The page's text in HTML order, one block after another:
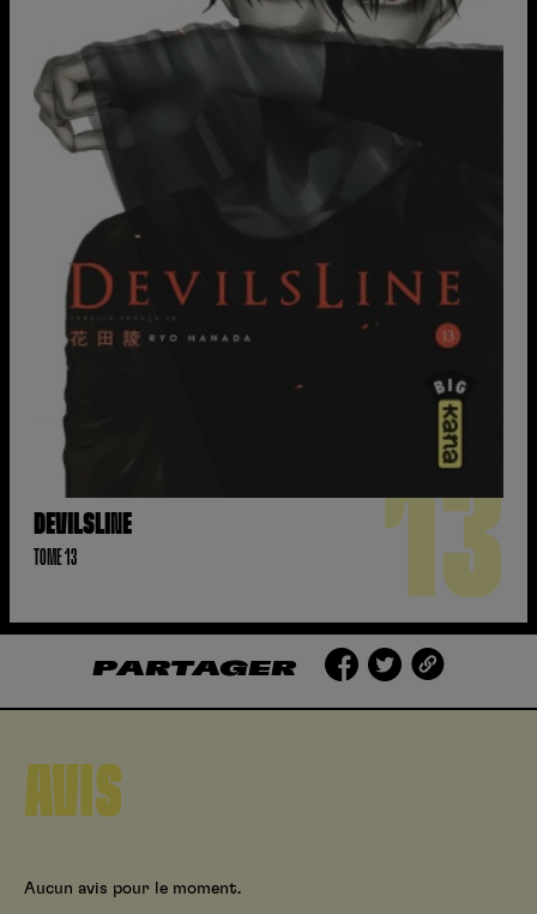
DEVILSLINE
TOME 13 13
PARTAGER
AVIS
Aucun avis pour le moment.